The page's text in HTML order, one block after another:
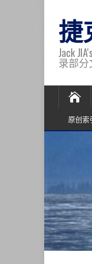
捷
Jack
录部分
原创索